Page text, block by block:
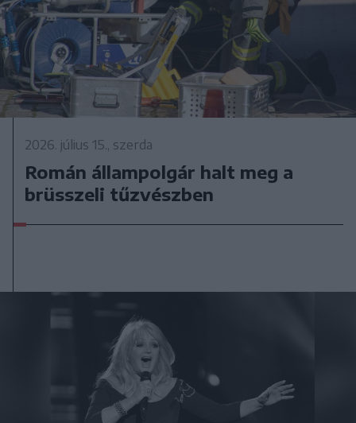
2026. július 15., szerda
Román állampolgár halt meg a
brüsszeli tűzvészben